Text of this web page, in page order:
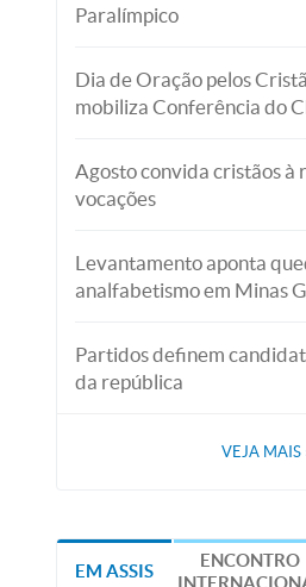
Paralímpico
Dia de Oração pelos
mobiliza Conferência do
Agosto convida cristãos à
vocações
Levantamento aponta
analfabetismo em Minas
Partidos definem
da república
VEJA MAIS
EM ASSIS
ENCONTRO